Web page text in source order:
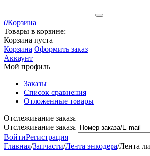
0Корзина
Товары в корзине:
Корзина пуста
Корзина Оформить заказ
Аккаунт
Мой профиль
Заказы
Список сравнения
Отложенные товары
Отслеживание заказа
Отслеживание заказа
ВойтиРегистрация
Главная/Запчасти/Лента энкодера/Лента